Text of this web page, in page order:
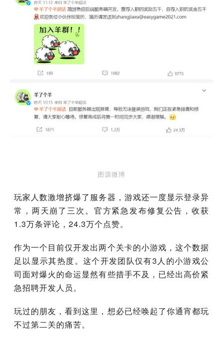
图源微博
玩家人数激增挤爆了服务器，游戏还一度显示登录异
常，两天崩了三次。官方紧急发布修复公告，收获
1.3万条评论，24.3万个点赞。
作为一个目前仅开发出两个关卡的小游戏，这个数据
足以显示其热度。这个开发团队仅有3人的小游戏公
司面对爆火的命运显然有些措手不及，已经出高价紧
急招聘开发人员。
玩过的朋友，看到这里，想必已经唤起了你通宵都玩
不过第二关的痛苦。